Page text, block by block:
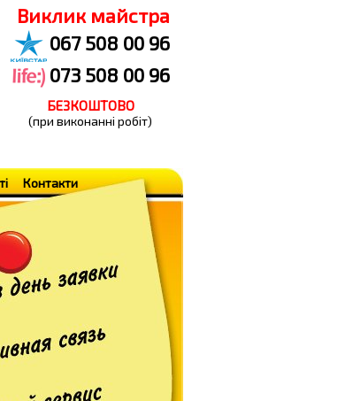
Виклик майстра
067 508 00 96
073 508 00 96
БЕЗКОШТОВО
(при виконанні робіт)
Контакти